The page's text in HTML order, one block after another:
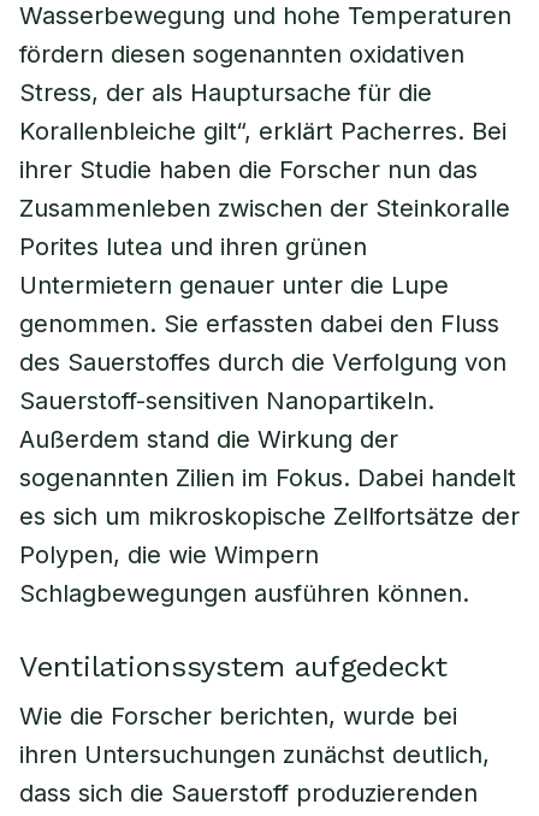
Wasserbewegung und hohe Temperaturen
fördern diesen sogenannten oxidativen
Stress, der als Hauptursache für die
Korallenbleiche gilt“, erklärt Pacherres. Bei
ihrer Studie haben die Forscher nun das
Zusammenleben zwischen der Steinkoralle
Porites lutea und ihren grünen
Untermietern genauer unter die Lupe
genommen. Sie erfassten dabei den Fluss
des Sauerstoffes durch die Verfolgung von
Sauerstoff-sensitiven Nanopartikeln.
Außerdem stand die Wirkung der
sogenannten Zilien im Fokus. Dabei handelt
es sich um mikroskopische Zellfortsätze der
Polypen, die wie Wimpern
Schlagbewegungen ausführen können.
Ventilationssystem aufgedeckt
Wie die Forscher berichten, wurde bei
ihren Untersuchungen zunächst deutlich,
dass sich die Sauerstoff produzierenden